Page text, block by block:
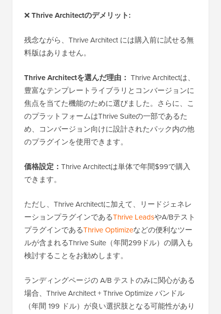
❌Thrive Architectのデメリット:
残念ながら、Thrive Architect には購入前に試せる無
料版はありません。
Thrive Architectを選んだ理由： Thrive Architectは、
豊富なテンプレートライブラリとコンバージョンに
焦点を当てた機能のために選びました。さらに、こ
のプラットフォームはThrive Suiteの一部であるた
め、コンバージョン向けに設計されたパック内の他
のプラグインを使用できます。
価格設定： Thrive Architectは単体で年間$99で購入
できます。
ただし、Thrive Architectに加えて、リードジェネレ
ーションプラグインであるThrive LeadsやA/Bテスト
プラグインであるThrive Optimizeなどの便利なツー
ルが含まれるThrive Suite（年間299ドル）の購入も
検討することをお勧めします。
ランディングページの A/B テストのみに関心がある
場合、Thrive Architect + Thrive Optimize バンドル
（年間 199 ドル）が良い選択肢となる可能性があり